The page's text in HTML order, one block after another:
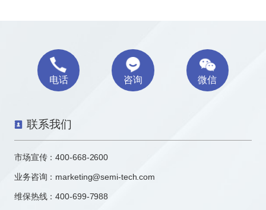
电话 咨询 微信
联系我们
市场宣传：400-668-2600
业务咨询： marketing@semi-tech.com
维保热线：400-699-7988